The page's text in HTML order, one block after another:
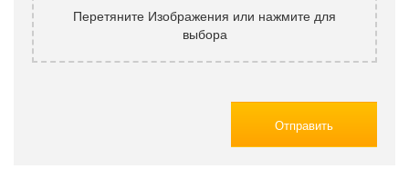
Перетяните Изображения или нажмите для
выбора
Отправить